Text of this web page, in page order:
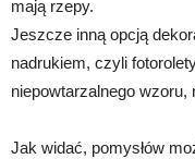
mają rzepy.
Jeszcze inną opcją
nadrukiem, czyli
niepowtarzalnego
Jak widać, pomysłów